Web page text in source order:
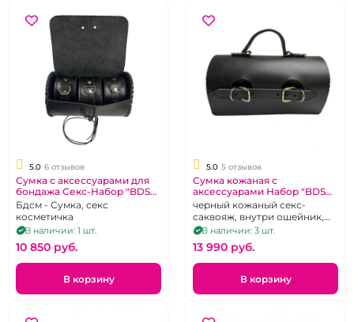
5.0 6 отзывов
Сумка с аксессуарами для
бондажа Секс-Набор "BDSM
Arsenal" кожаная черная,
ошейник, наручники и
поножи
Бдсм - Сумка, секс
косметичка
В наличии: 1 шт.
10 850 pуб.
В корзину
5.0 5 отзывов
Cумка кожаная с
аксессуарами Набор "BDSM
Arsenal"
черный кожаный секс-
саквояж, внутри ошейник,
наручники и поножи из
премиальной кожи
В наличии: 3 шт.
13 990 pуб.
В корзину